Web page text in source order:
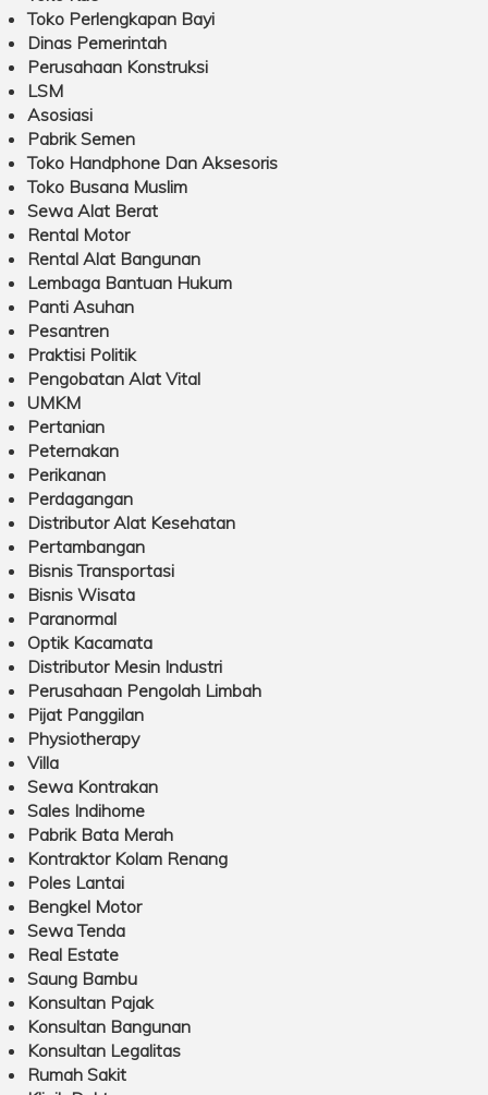
Toko Perlengkapan Bayi
Dinas Pemerintah
Perusahaan Konstruksi
LSM
Asosiasi
Pabrik Semen
Toko Handphone Dan Aksesoris
Toko Busana Muslim
Sewa Alat Berat
Rental Motor
Rental Alat Bangunan
Lembaga Bantuan Hukum
Panti Asuhan
Pesantren
Praktisi Politik
Pengobatan Alat Vital
UMKM
Pertanian
Peternakan
Perikanan
Perdagangan
Distributor Alat Kesehatan
Pertambangan
Bisnis Transportasi
Bisnis Wisata
Paranormal
Optik Kacamata
Distributor Mesin Industri
Perusahaan Pengolah Limbah
Pijat Panggilan
Physiotherapy
Villa
Sewa Kontrakan
Sales Indihome
Pabrik Bata Merah
Kontraktor Kolam Renang
Poles Lantai
Bengkel Motor
Sewa Tenda
Real Estate
Saung Bambu
Konsultan Pajak
Konsultan Bangunan
Konsultan Legalitas
Rumah Sakit